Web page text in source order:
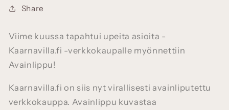
Share
Viime kuussa tapahtui upeita asioita -
Kaarnavilla.fi -verkkokaupalle myönnettiin
Avainlippu!
Kaarnavilla.fi on siis nyt virallisesti avainliputettu
verkkokauppa. Avainlippu kuvastaa